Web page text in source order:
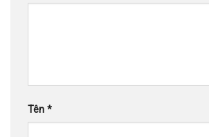
Tên *